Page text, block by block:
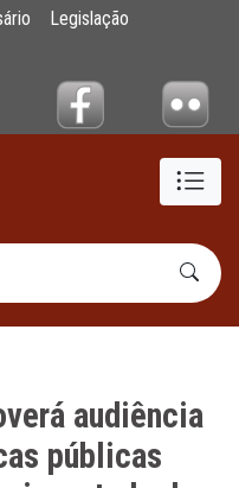
audiência
Legislação
audiência
públicas